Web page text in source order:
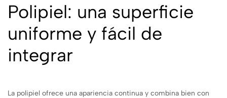
Polipiel: una superficie
uniforme y fácil de
integrar
La polipiel ofrece una apariencia continua y combina bien con